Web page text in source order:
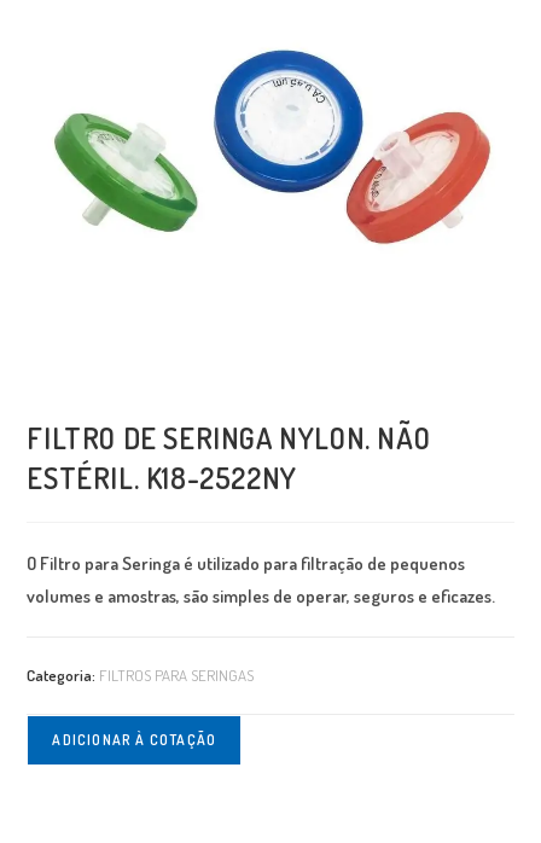
FILTRO DE SERINGA NYLON. NÃO
ESTÉRIL. K18-2522NY
O Filtro para Seringa é utilizado para filtração de pequenos
volumes e amostras, são simples de operar, seguros e eficazes.
Categoria: FILTROS PARA SERINGAS
ADICIONAR À COTAÇÃO